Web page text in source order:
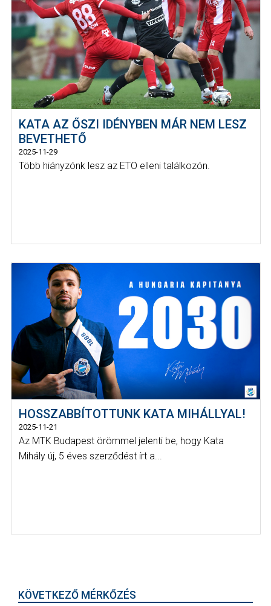
KATA AZ ŐSZI IDÉNYBEN MÁR NEM LESZ
BEVETHETŐ
2025-11-29
Több hiányzónk lesz az ETO elleni találkozón.
HOSSZABBÍTOTTUNK KATA MIHÁLLYAL!
2025-11-21
Az MTK Budapest örömmel jelenti be, hogy Kata
Mihály új, 5 éves szerződést írt a...
KÖVETKEZŐ MÉRKŐZÉS